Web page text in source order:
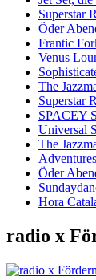
Superstar
Öder
Frantic
Venus
The
Superstar
SPACEY
Universal
The
Öder
Hora
radio x